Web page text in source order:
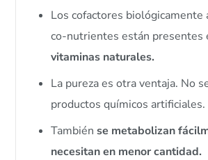
Los cofactores biológicamente
co-nutrientes están presentes
vitaminas naturales.
La pureza es otra ventaja. No
productos químicos artificiales.
Tambiénse metabolizan
necesitan en menor cantidad.